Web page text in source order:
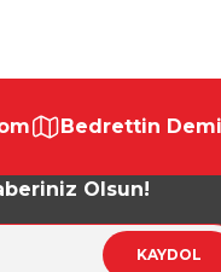
Bedrettin
Olsun!
KAYDOL